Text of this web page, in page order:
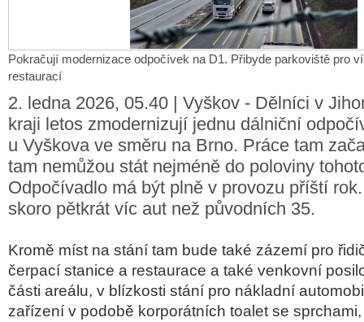
Pokračují modernizace odpočívek na D1. Přibyde parkoviště pro
restaurací
2. ledna 2026, 05.40 | Vyškov - Dělníci v
kraji letos zmodernizují jednu dálniční
u Vyškova ve směru na Brno. Práce tam
tam nemůžou stát nejméně do poloviny
Odpočívadlo má být plně v provozu příští
skoro pětkrát víc aut než původních 35.
Kromě míst na stání tam bude také zázemí pro
čerpací stanice a restaurace a také venkovní
části areálu, v blízkosti stání pro nákladní
zařízení v podobě korporátních toalet se